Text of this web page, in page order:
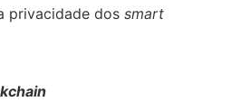
privacidade dos smart